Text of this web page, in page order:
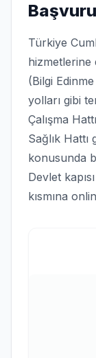
Türkiye
hizmetlerine
(Bilgi
yolları gibi
Çalışma
Sağlık Hattı
konusunda
Devlet
kısmına